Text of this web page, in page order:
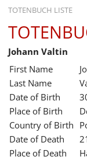
TOTENBUCH LISTE
STARTSEITE
GESCHICHTE
BILDUNG
FORSCHUNG
SERVICE
Johann Valtin
First Name
Last Name
Date of Birth
Place of Birth
Country of Birth
Date of Death
Place of Death